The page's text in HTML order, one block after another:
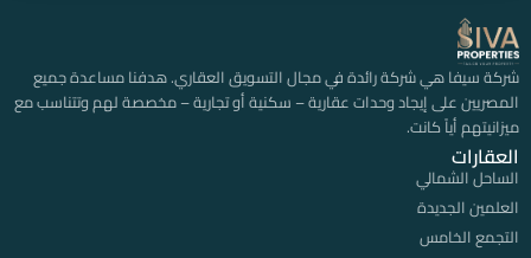
شركة سيفا هي شركة رائدة في مجال التسويق العقاري. هدفنا مساعدة جميع
المصريين على إيجاد وحدات عقارية – سكنية أو تجارية – مخصصة لهم وتتناسب مع
ميزانيتهم أياً كانت.
العقارات
الساحل الشمالي
العلمين الجديدة
التجمع الخامس